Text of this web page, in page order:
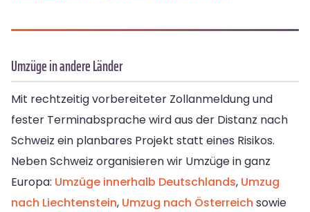
Umzüge in andere Länder
Mit rechtzeitig vorbereiteter Zollanmeldung und
fester Terminabsprache wird aus der Distanz nach
Schweiz ein planbares Projekt statt eines Risikos.
Neben Schweiz organisieren wir Umzüge in ganz
Europa: Umzüge innerhalb Deutschlands, Umzug
nach Liechtenstein, Umzug nach Österreich sowie